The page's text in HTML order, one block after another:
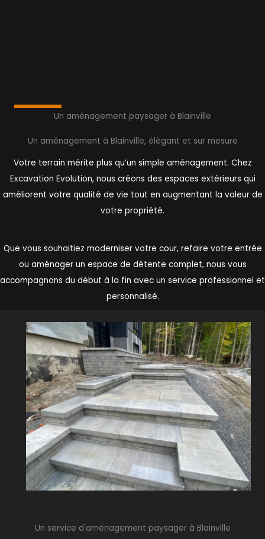
Un aménagement paysager à Blainville
Un aménagement à Blainville, élégant et sur mesure
Votre terrain mérite plus qu’un simple aménagement. Chez
Excavation Evolution, nous créons des espaces extérieurs qui
améliorent votre qualité de vie tout en augmentant la valeur de
votre propriété.
Que vous souhaitiez moderniser votre cour, refaire votre entrée
ou aménager un espace de détente complet, nous vous
accompagnons du début à la fin avec un service professionnel et
personnalisé.
Un service d'aménagement paysager à Blainville